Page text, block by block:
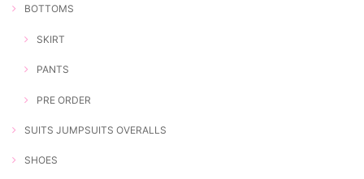
BOTTOMS
SKIRT
PANTS
PRE ORDER
SUITS JUMPSUITS OVERALLS
SHOES